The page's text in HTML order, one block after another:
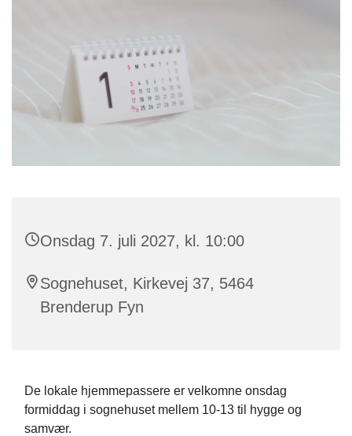
Onsdag 7. juli 2027, kl. 10:00
Sognehuset, Kirkevej 37, 5464
Brenderup Fyn
De lokale hjemmepassere er velkomne onsdag
formiddag i sognehuset mellem 10-13 til hygge og
samvær.